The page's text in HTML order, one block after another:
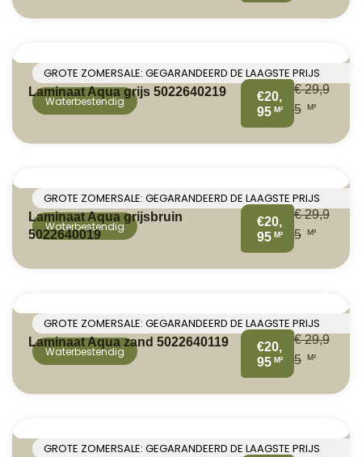
GROTE ZOMERSALE: GEGARANDEERD DE LAAGSTE PRIJS
Waterbestendig
Laminaat Aqua grijs 5022640219
€20,
95 M²
€29,9
5
M²
GROTE ZOMERSALE: GEGARANDEERD DE LAAGSTE PRIJS
Waterbestendig
Laminaat Aqua grijsbruin
5022640019
€20,
95 M²
€29,9
5
M²
GROTE ZOMERSALE: GEGARANDEERD DE LAAGSTE PRIJS
Waterbestendig
Laminaat Aqua zand 5022640119
€20,
95 M²
€29,9
5
M²
GROTE ZOMERSALE: GEGARANDEERD DE LAAGSTE PRIJS